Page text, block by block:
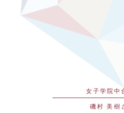
女子学院中
磯村 美樹